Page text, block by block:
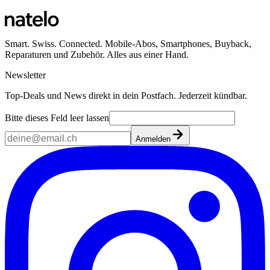
Smart. Swiss. Connected. Mobile-Abos, Smartphones, Buyback,
Reparaturen und Zubehör. Alles aus einer Hand.
Newsletter
Top-Deals und News direkt in dein Postfach. Jederzeit kündbar.
Bitte dieses Feld leer lassen
Anmelden